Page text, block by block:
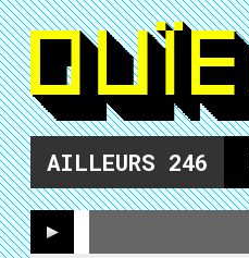
AILLEURS 246